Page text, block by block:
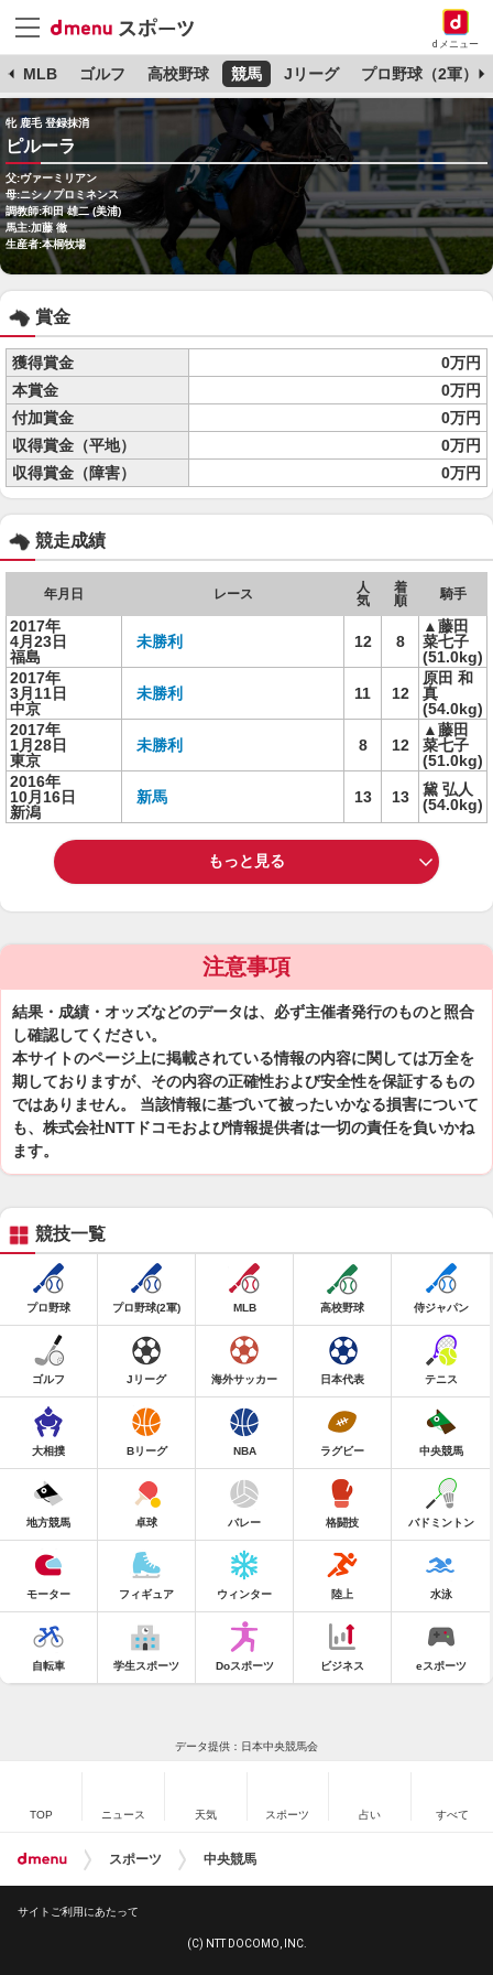
dメニュー
MLB ゴルフ 高校野球 競馬 Jリーグ プロ野球（2軍）
牝 鹿毛 登録抹消
ピルーラ
父:ヴァーミリアン
母:ニシノプロミネンス
調教師:和田 雄二 (美浦)
馬主:加藤 徹
生産者:本桐牧場
賞金
獲得賞金
0万円
本賞金
0万円
付加賞金
0万円
収得賞金（平地）
0万円
収得賞金（障害）
0万円
競走成績
年月日 レース
人
気
着
順
騎手
2017年
4月23日
福島
未勝利 12 8
▲藤田
菜七子
(51.0kg)
2017年
3月11日
中京
未勝利 11 12
原田 和
真
(54.0kg)
2017年
1月28日
東京
未勝利 8 12
▲藤田
菜七子
(51.0kg)
2016年
10月16日
新潟
新馬 13 13
黛 弘人
(54.0kg)
もっと見る
注意事項
結果・成績・オッズなどのデータは、必ず主催者発行のものと照合
し確認してください。
本サイトのページ上に掲載されている情報の内容に関しては万全を
期しておりますが、その内容の正確性および安全性を保証するもの
ではありません。 当該情報に基づいて被ったいかなる損害について
も、株式会社NTTドコモおよび情報提供者は一切の責任を負いかね
ます。
競技一覧
プロ野球 プロ野球(2軍) MLB 高校野球 侍ジャパン
ゴルフ Jリーグ 海外サッカー 日本代表 テニス
大相撲 Bリーグ NBA ラグビー 中央競馬
地方競馬 卓球 バレー 格闘技 バドミントン
モーター フィギュア ウィンター 陸上 水泳
自転車 学生スポーツ Doスポーツ ビジネス eスポーツ
データ提供：日本中央競馬会
TOP ニュース 天気 スポーツ 占い すべて
スポーツ 中央競馬
サイトご利用にあたって
(C) NTT DOCOMO, INC.